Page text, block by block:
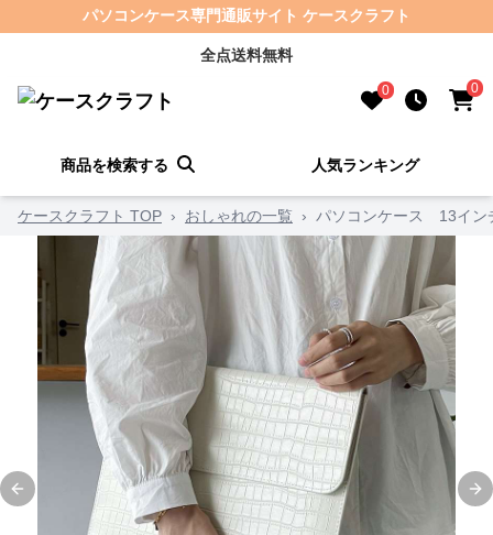
パソコンケース専門通販サイト ケースクラフト
全点送料無料
0 0
商品を検索する 人気ランキング
ケースクラフト TOP › おしゃれの一覧 › パソコンケース 13イン
Previous slide